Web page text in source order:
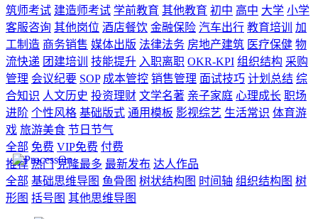
筑师考试 建造师考试 学前教育 其他教育 初中 高中 大学 小学
客服咨询 其他岗位 酒店餐饮 金融保险 汽车出行 教育培训
加
工制造 商务销售 媒体出版 法律法务 房地产建筑 医疗保健 物
流快递 团建培训 技能提升 入职离职 OKR-KPI 组织结构 采购
管理 会议纪要 SOP 成本管控 销售管理 面试技巧 计划总结 综
合知识 人文历史 投资理财 文学名著 亲子家庭 心理成长 职场
进阶 个性风格 基础版式 通用模板 影视综艺 生活常识 体育游
戏 旅游美食 节日节气
全部 免费 VIP免费 付费
推荐 热门 克隆最多 最新发布 达人作品
全部 基础思维导图 鱼骨图 树状结构图 时间轴 组织结构图 树
形图 括号图 其他思维导图